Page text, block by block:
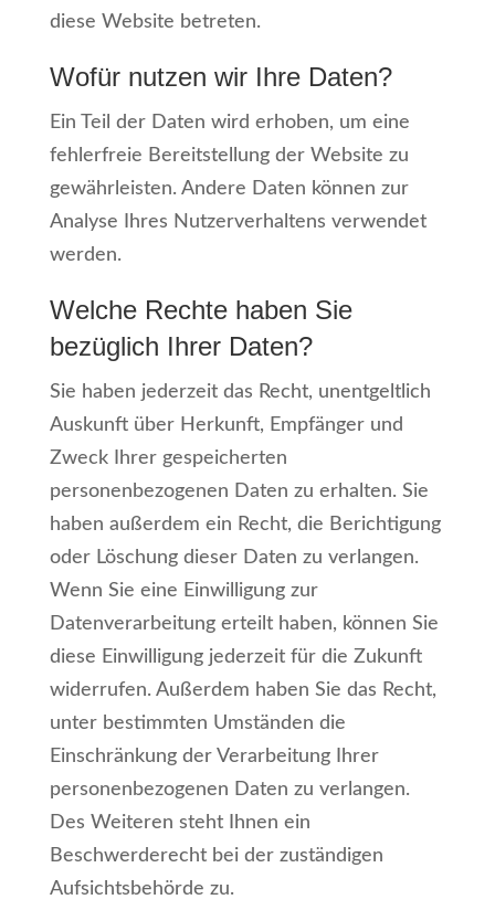
diese Website betreten.
Wofür nutzen wir Ihre Daten?
Ein Teil der Daten wird erhoben, um eine
fehlerfreie Bereitstellung der Website zu
gewährleisten. Andere Daten können zur
Analyse Ihres Nutzerverhaltens verwendet
werden.
Welche Rechte haben Sie
bezüglich Ihrer Daten?
Sie haben jederzeit das Recht, unentgeltlich
Auskunft über Herkunft, Empfänger und
Zweck Ihrer gespeicherten
personenbezogenen Daten zu erhalten. Sie
haben außerdem ein Recht, die Berichtigung
oder Löschung dieser Daten zu verlangen.
Wenn Sie eine Einwilligung zur
Datenverarbeitung erteilt haben, können Sie
diese Einwilligung jederzeit für die Zukunft
widerrufen. Außerdem haben Sie das Recht,
unter bestimmten Umständen die
Einschränkung der Verarbeitung Ihrer
personenbezogenen Daten zu verlangen.
Des Weiteren steht Ihnen ein
Beschwerderecht bei der zuständigen
Aufsichtsbehörde zu.